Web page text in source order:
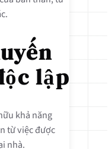
lập
khả năng
từ việc được
nhà.